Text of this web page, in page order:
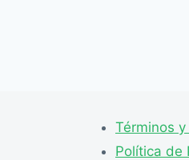
Términos
Política de